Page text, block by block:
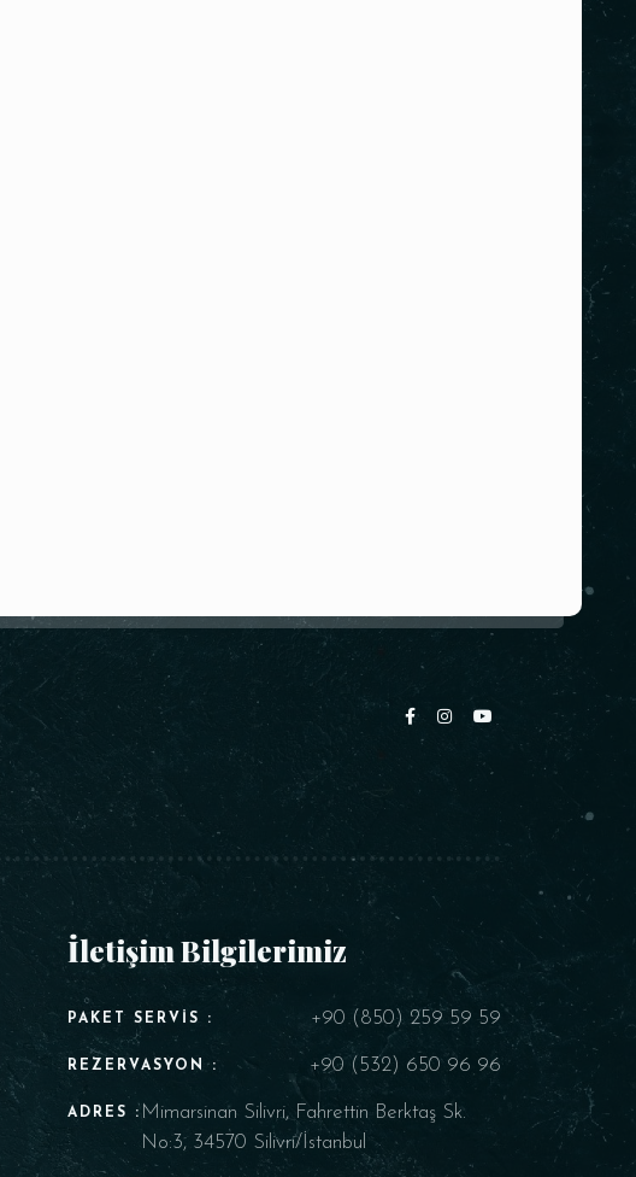
İletişim Bilgilerimiz
PAKET SERVIS : +90 (850) 259 59 59
REZERVASYON : +90 (532) 650 96 96
ADRES : Mimarsinan Silivri, Fahrettin Berktaş Sk.
No:3, 34570 Silivri/İstanbul